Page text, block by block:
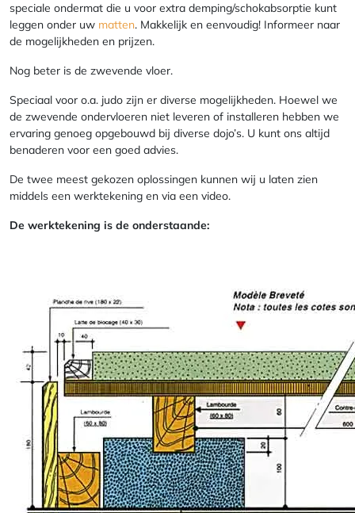
speciale ondermat die u voor extra demping/schokabsorptie kunt
leggen onder uw matten. Makkelijk en eenvoudig! Informeer naar
de mogelijkheden en prijzen.
Nog beter is de zwevende vloer.
Speciaal voor o.a. judo zijn er diverse mogelijkheden. Hoewel we
de zwevende ondervloeren niet leveren of installeren hebben we
ervaring genoeg opgebouwd bij diverse dojo’s. U kunt ons altijd
benaderen voor een goed advies.
De twee meest gekozen oplossingen kunnen wij u laten zien
middels een werktekening en via een video.
De werktekening is de onderstaande: